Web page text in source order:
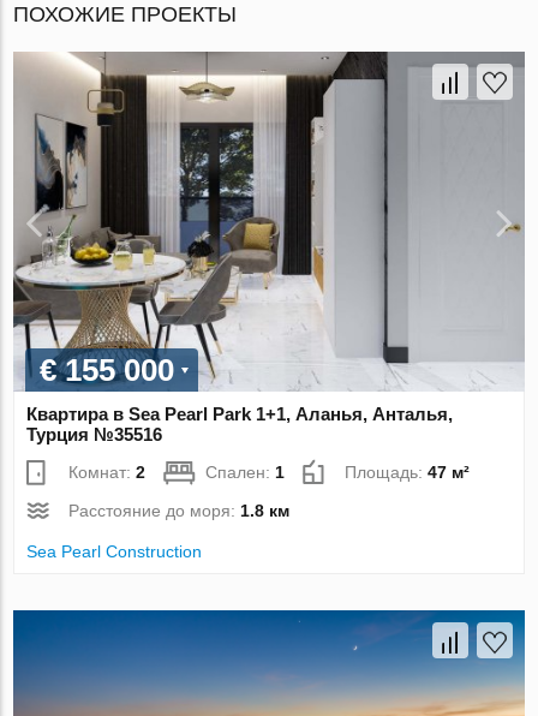
ПОХОЖИЕ ПРОЕКТЫ
€ 155 000
Квартира в Sea Pearl Park 1+1, Аланья, Анталья,
Турция №35516
Комнат:2 Спален:1 Площадь:47 м²
Расстояние до моря:1.8 км
Sea Pearl Construction